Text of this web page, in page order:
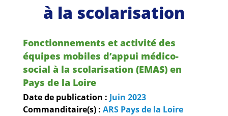
Journées nationales
Projets Fédéraux
Espace emploi
à la scolarisation
Fonctionnements et activité des
équipes mobiles d’appui médico-
social à la scolarisation (EMAS) en
Pays de la Loire
Date de publication : Juin 2023
Commanditaire(s) : ARS Pays de la Loire